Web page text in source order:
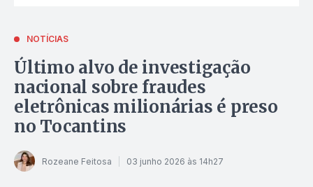
NOTÍCIAS
Último alvo de investigação
nacional sobre fraudes
eletrônicas milionárias é preso
no Tocantins
Rozeane Feitosa 03 junho 2026 às 14h27